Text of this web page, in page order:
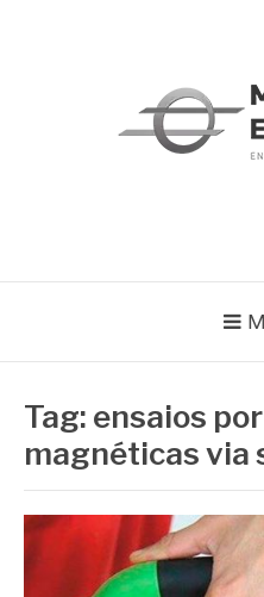
Tag: ensaios
magnéticas via